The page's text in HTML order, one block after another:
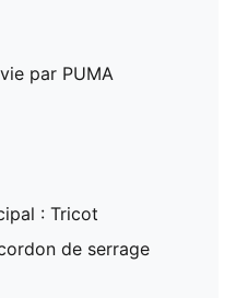
par PUMA
: Tricot
de serrage